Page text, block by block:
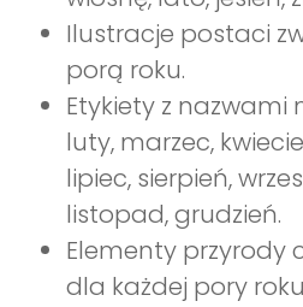
Ilustracje postaci
porą roku.
Etykiety z nazwami
luty, marzec,
lipiec, sierpień,
listopad, grudzień.
Elementy przyrody
dla każdej pory